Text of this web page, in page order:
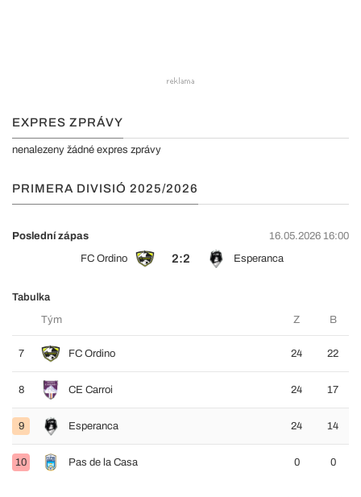
EXPRES ZPRÁVY
nenalezeny žádné expres zprávy
PRIMERA DIVISIÓ 2025/2026
Poslední zápas
16.05.2026 16:00
FC Ordino
2:2 Esperanca
Tabulka
Tým
Z B
7 FC Ordino 24 22
8 CE Carroi 24 17
9 Esperanca 24 14
10 Pas de la Casa 0 0